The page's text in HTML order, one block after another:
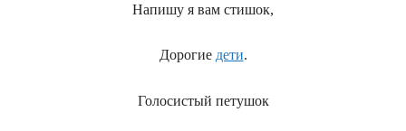
Напишу я вам стишок,
Дорогие дети.
Голосистый петушок